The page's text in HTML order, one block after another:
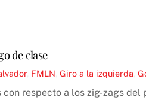
de clase
, FMLN Giro a la izquierda
respecto a los zig-zags